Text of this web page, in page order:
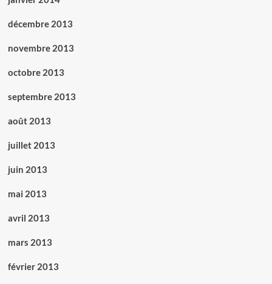
décembre 2013
novembre 2013
octobre 2013
septembre 2013
août 2013
juillet 2013
juin 2013
mai 2013
avril 2013
mars 2013
février 2013